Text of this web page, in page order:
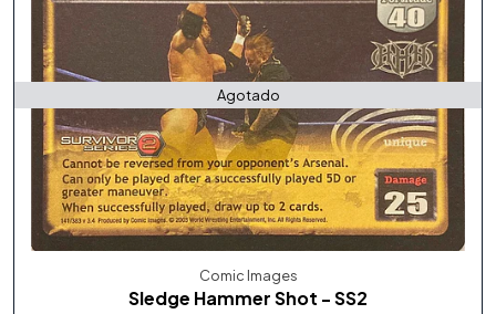
Agotado
Comic Images
Sledge Hammer Shot - SS2